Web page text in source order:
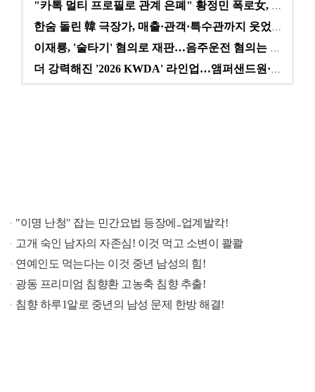
"카톡 멀티 프로필로 관계 은폐" 황정민 폭로女, 문자…
한숨 돌린 韓 극장가, 매출·관객·특수관까지 웃었다 […
이재룡, '술타기' 혐의로 재판…음주운전 혐의는 미적용…
더 강력해진 '2026 KWDA' 라인업…앰퍼샌드원·나…